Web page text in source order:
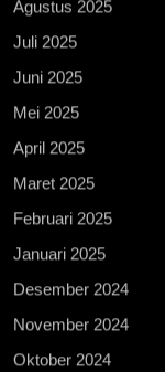
Agustus 2025
Juli 2025
Juni 2025
Mei 2025
April 2025
Maret 2025
Februari 2025
Januari 2025
Desember 2024
November 2024
Oktober 2024